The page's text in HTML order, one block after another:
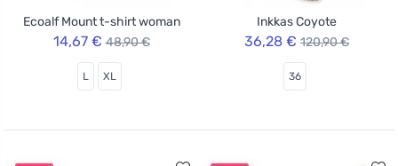
Ecoalf Mount t-shirt woman
14,67 € 48,90 €
L XL
Inkkas Coyote
36,28 € 120,90 €
36